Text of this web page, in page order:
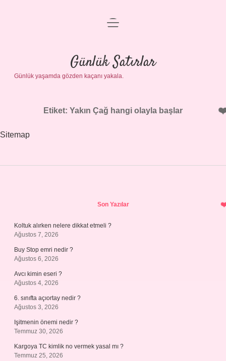
Anasayfa
Gizlilik Politikası
Yasal Uyarı
menüyü
Günlük Satırlar
Günlük yaşamda gözden kaçanı yakala.
Etiket: Yakın Çağ hangi olayla başlar
Sitemap
Son Yazılar
Koltuk alırken nelere dikkat etmeli ?
Ağustos 7, 2026
Buy Stop emri nedir ?
Ağustos 6, 2026
Avcı kimin eseri ?
Ağustos 4, 2026
6. sınıfta açıortay nedir ?
Ağustos 3, 2026
Işitmenin önemi nedir ?
Temmuz 30, 2026
Kargoya TC kimlik no vermek yasal mı ?
Temmuz 25, 2026